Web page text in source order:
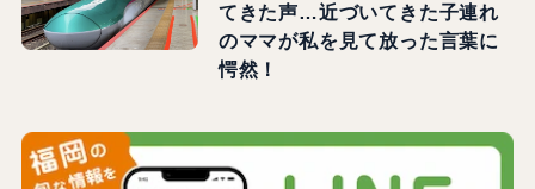
てきた声…近づいてきた子連れ
のママが私を見て放った言葉に
愕然！